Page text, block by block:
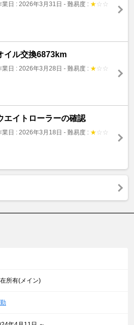
業日 : 2026年3月31日 - 難易度 : ★ ☆ ☆
イル交換6873km
業日 : 2026年3月28日 - 難易度 : ★ ☆ ☆
エイトローラーの確認
業日 : 2026年3月18日 - 難易度 : ★ ☆ ☆
所有(メイン)